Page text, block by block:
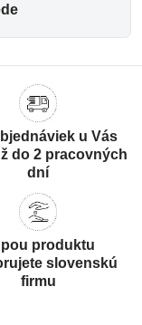
u Vás
do 2 pracovných
dní
produktu
slovenskú
firmu